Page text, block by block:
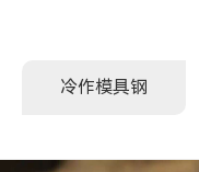
冷作模具钢